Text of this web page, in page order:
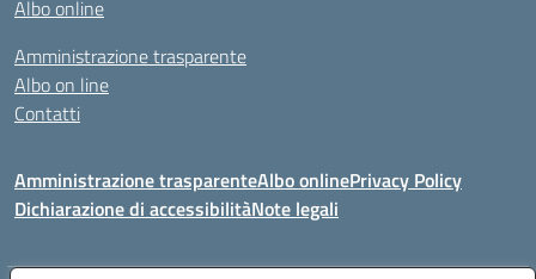
Albo online
Amministrazione trasparente
Albo on line
Contatti
Amministrazione trasparenteAlbo onlinePrivacy Policy
Dichiarazione di accessibilitàNote legali